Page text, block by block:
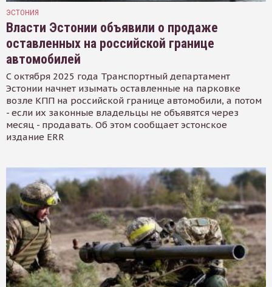
ЭСТОНИЯ
Власти Эстонии объявили о продаже
оставленных на российской границе
автомобилей
С октября 2025 года Транспортный департамент
Эстонии начнет изымать оставленные на парковке
возле КПП на российской границе автомобили, а потом
- если их законные владельцы не объявятся через
месяц - продавать. Об этом сообщает эстонское
издание ERR